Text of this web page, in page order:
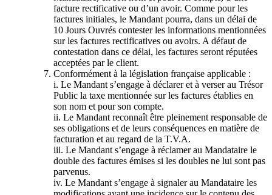
facture rectificative ou d’un avoir. Comme pour les
factures initiales, le Mandant pourra, dans un délai de
10 Jours Ouvrés contester les informations mentionnées
sur les factures rectificatives ou avoirs. A défaut de
contestation dans ce délai, les factures seront réputées
acceptées par le client.
Conformément à la législation française applicable :
i. Le Mandant s’engage à déclarer et à verser au Trésor
Public la taxe mentionnée sur les factures établies en
son nom et pour son compte.
ii. Le Mandant reconnaît être pleinement responsable de
ses obligations et de leurs conséquences en matière de
facturation et au regard de la T.V.A.
iii. Le Mandant s’engage à réclamer au Mandataire le
double des factures émises si les doubles ne lui sont pas
parvenus.
iv. Le Mandant s’engage à signaler au Mandataire les